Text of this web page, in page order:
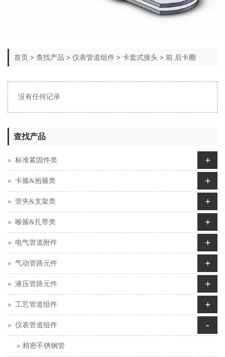
首页 > 查找产品 > 仪表管道组件 > 卡套式接头 > 前.后卡圈
没有任何记录
查找产品
标准紧固件类 +
卡箍&抱箍类 +
管夹&支架类 +
喉箍&扎带类 +
电气管道附件 +
气动管路元件 +
液压管路元件 +
工艺管道组件 +
仪表管道组件 -
精密不锈钢管